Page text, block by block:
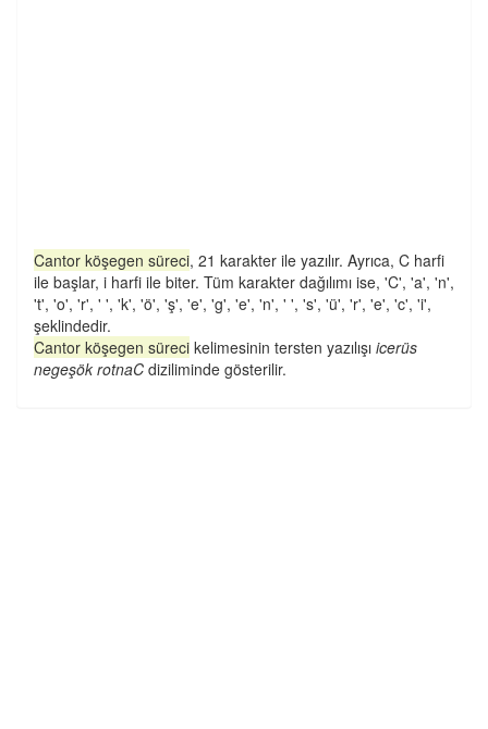
Cantor köşegen süreci, 21 karakter ile yazılır. Ayrıca, C harfi
ile başlar, i harfi ile biter. Tüm karakter dağılımı ise, 'C', 'a', 'n',
't', 'o', 'r', ' ', 'k', 'ö', 'ş', 'e', 'g', 'e', 'n', ' ', 's', 'ü', 'r', 'e', 'c', 'i',
şeklindedir.
Cantor köşegen süreci kelimesinin tersten yazılışı icerüs
negeşök rotnaC diziliminde gösterilir.